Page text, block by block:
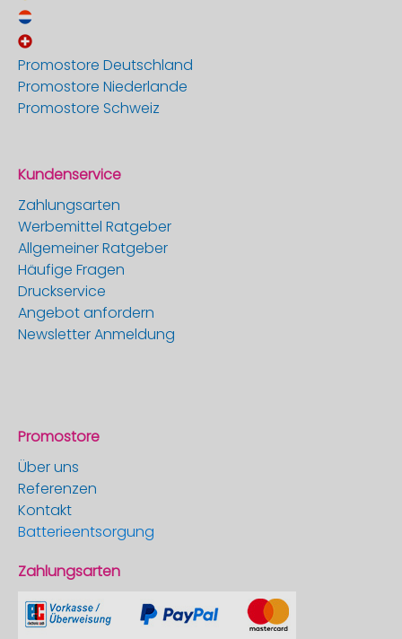
Promostore Deutschland
Promostore Niederlande
Promostore Schweiz
Kundenservice
Zahlungsarten
Werbemittel Ratgeber
Allgemeiner Ratgeber
Häufige Fragen
Druckservice
Angebot anfordern
Newsletter Anmeldung
Promostore
Über uns
Referenzen
Kontakt
Batterieentsorgung
Zahlungsarten